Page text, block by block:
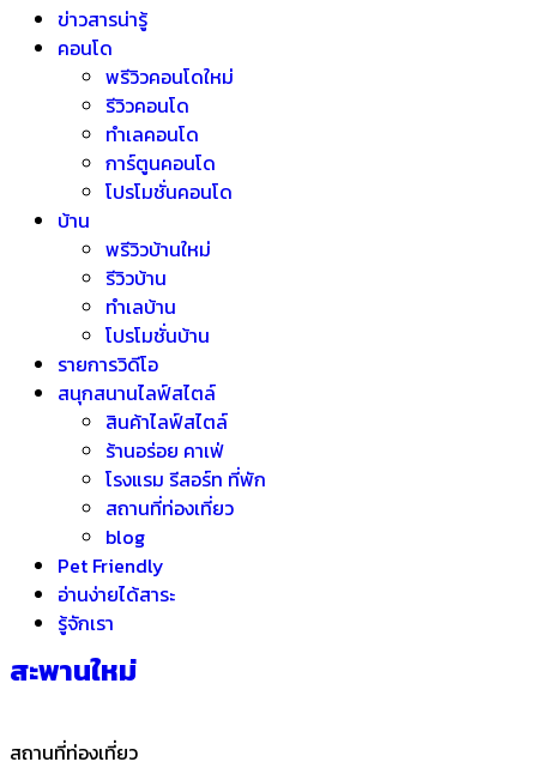
ข่าวสารน่ารู้
คอนโด
พรีวิวคอนโดใหม่
รีวิวคอนโด
ทำเลคอนโด
การ์ตูนคอนโด
โปรโมชั่นคอนโด
บ้าน
พรีวิวบ้านใหม่
รีวิวบ้าน
ทำเลบ้าน
โปรโมชั่นบ้าน
รายการวิดีโอ
สนุกสนานไลฟ์สไตล์
สินค้าไลฟ์สไตล์
ร้านอร่อย คาเฟ่
โรงแรม รีสอร์ท ที่พัก
สถานที่ท่องเที่ยว
blog
Pet Friendly
อ่านง่ายได้สาระ
รู้จักเรา
สะพานใหม่
สถานที่ท่องเที่ยว